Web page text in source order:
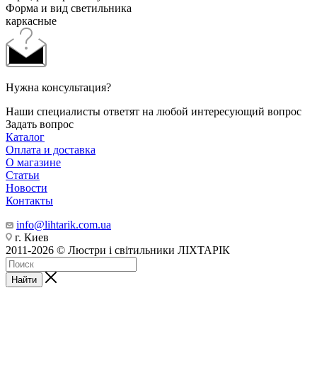
Форма и вид светильника
каркасные
Нужна консультация?
Наши специалисты ответят на любой интересующий вопрос
Задать вопрос
Каталог
Оплата и доставка
О магазине
Статьи
Новости
Контакты
info@lihtarik.com.ua
г. Киев
2011-2026 © Люстри і світильники ЛІХТАРІК
Найти